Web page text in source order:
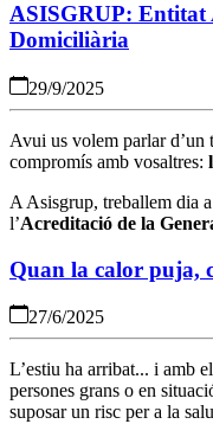
ASISGRUP: Entitat
Domiciliària
29/9/2025
Avui us volem parlar d’un
compromís amb vosaltres:
A Asisgrup, treballem dia
l’Acreditació de la
Quan la calor puja,
27/6/2025
L’estiu ha arribat... i amb
persones grans o en
suposar un risc per a la